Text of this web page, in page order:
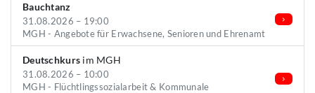
Bauchtanz
31.08.2026 – 19:00
MGH - Angebote für Erwachsene, Senioren und Ehrenamt
Deutschkurs im MGH
31.08.2026 – 10:00
MGH - Flüchtlingssozialarbeit & Kommunale